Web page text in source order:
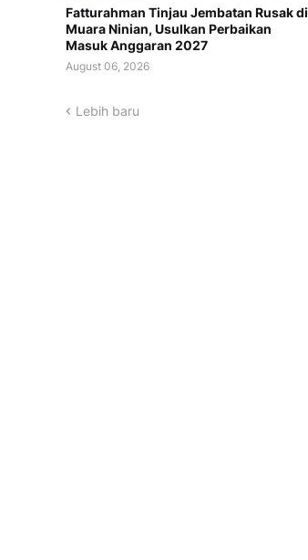
Fatturahman Tinjau Jembatan Rusak di
Muara Ninian, Usulkan Perbaikan
Masuk Anggaran 2027
August 06, 2026
Lebih baru